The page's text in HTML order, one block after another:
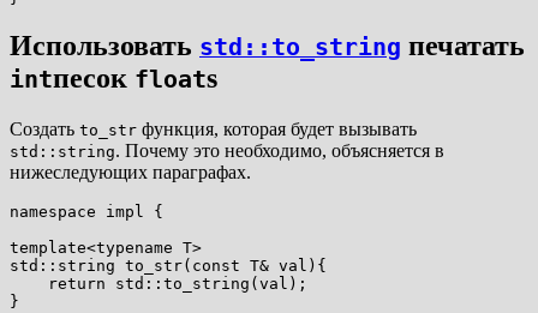
Использовать std::to_string печатать
intпесок floats
Создать to_str функция, которая будет вызывать
std::string. Почему это необходимо, объясняется в
нижеследующих параграфах.
namespace impl {
template<typename T>
std::string to_str(const T& val){
    return std::to_string(val);
}